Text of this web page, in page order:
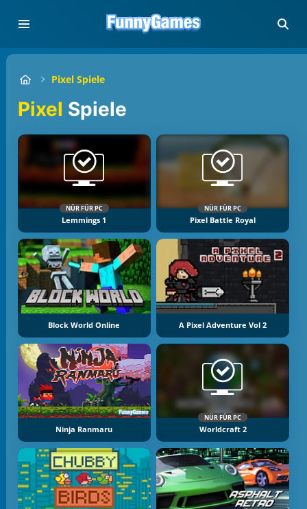
Pixel Spiele
Pixel Spiele
NÜR FÜR PC
Lemmings 1
NÜR FÜR PC
Pixel Battle Royal
Block World Online A Pixel Adventure Vol 2
Ninja Ranmaru
NÜR FÜR PC
Worldcraft 2